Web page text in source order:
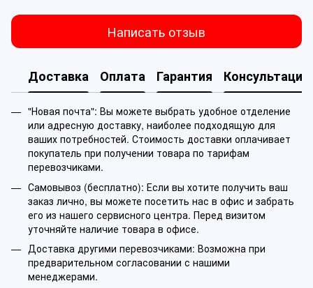
Написать отзыв
Доставка Оплата Гарантия Консультация
"Новая почта": Вы можете выбрать удобное отделение
или адресную доставку, наиболее подходящую для
ваших потребностей. Стоимость доставки оплачивает
покупатель при получении товара по тарифам
перевозчиками.
Самовывоз (бесплатно): Если вы хотите получить ваш
заказ лично, вы можете посетить нас в офис и забрать
его из нашего сервисного центра. Перед визитом
уточняйте наличие товара в офисе.
Доставка другими перевозчиками: Возможна при
предварительном согласовании с нашими
менеджерами.